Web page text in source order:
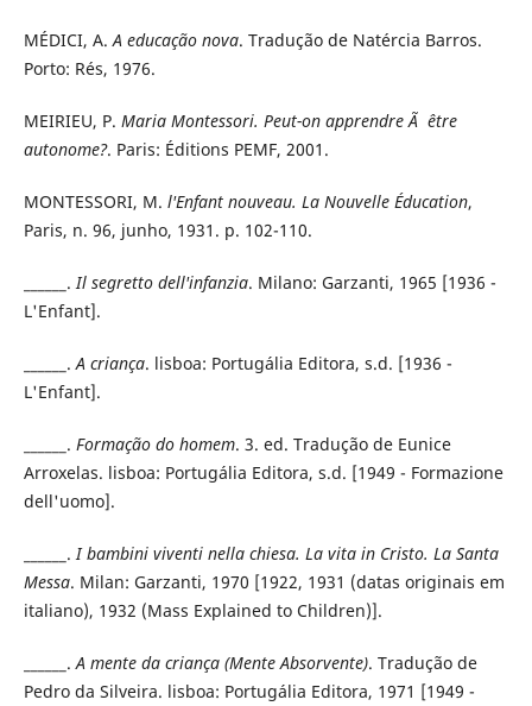
MÉDICI, A. A educação nova. Tradução de Natércia Barros.
Porto: Rés, 1976.
MEIRIEU, P. Maria Montessori. Peut-on apprendre Ã être
autonome?. Paris: Éditions PEMF, 2001.
MONTESSORI, M. l'Enfant nouveau. La Nouvelle Éducation,
Paris, n. 96, junho, 1931. p. 102-110.
______. Il segretto dell'infanzia. Milano: Garzanti, 1965 [1936 -
L'Enfant].
______.A criança. lisboa: Portugália Editora, s.d. [1936 -
L'Enfant].
______. Formação do homem. 3. ed. Tradução de Eunice
Arroxelas. lisboa: Portugália Editora, s.d. [1949 - Formazione
dell'uomo].
______.I bambini viventi nella chiesa. La vita in Cristo. La Santa
Messa. Milan: Garzanti, 1970 [1922, 1931 (datas originais em
italiano), 1932 (Mass Explained to Children)].
______.A mente da criança (Mente Absorvente). Tradução de
Pedro da Silveira. lisboa: Portugália Editora, 1971 [1949 -